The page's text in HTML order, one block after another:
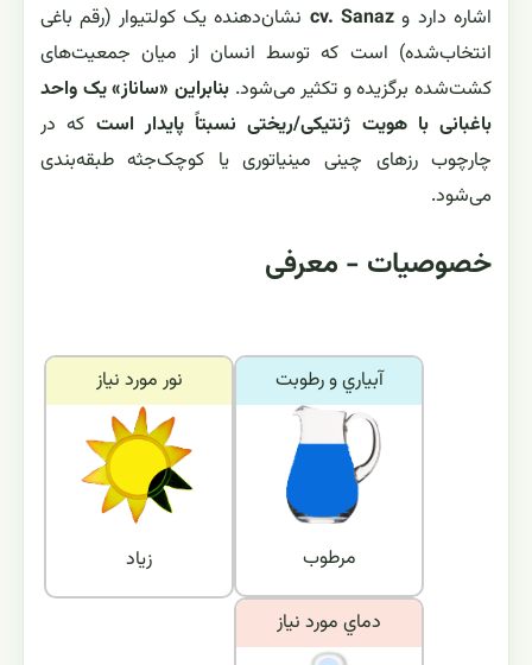
اشاره دارد و cv. Sanaz نشان‌دهنده یک کولتیوار (رقم باغی
انتخاب‌شده) است که توسط انسان از میان جمعیت‌های
کشت‌شده برگزیده و تکثیر می‌شود.بنابراین «ساناز» یک واحد
باغبانی با هویت ژنتیکی/ریختی نسبتاً پایدار است که در
چارچوب رزهای چینی مینیاتوری یا کوچک‌جثه طبقه‌بندی
می‌شود.
خصوصیات - معرفی
نور مورد نياز
زیاد
آبياري و رطوبت
مرطوب
دماي مورد نياز